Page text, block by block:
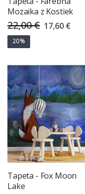
Mozaika z Kostiek
22,00 € Special
Price
17,60 €
20%
Tapeta - Fox Moon
Lake